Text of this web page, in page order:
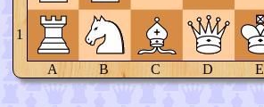
1
A B C D E